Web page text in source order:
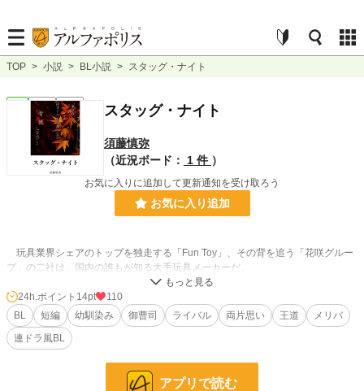
TOP > 小説 > BL小説 > スタッグ・ナイト
完結 短編 スタッグ・ナイト
須藤慎弥
（近況ボード：
1 件 ）
お気に入りに追加して更新通知を受け取ろう
お気に入り追加
玩具業界シェアのトップを独走する「Fun Toy」、その背を追う「花咲グルー
プ」の二社は、国内の誰もが知る大手玩具メーカーだ。
しかし、ライバル関係と言っていい両社の令息たちには秘密があった。
ただただ世襲を重んじ、ならわしに沿って生きることが当然だと教え込まれて
いた二人。
敷かれたレールに背くなど考えもせず、自社のために生きていく現実に何ら違
和感を抱くことがなかった二人は、周囲の厳格な大人に隠れ無二の親友となっ
24h.ポイント 14pt
110
BL
短編 幼馴染み 御曹司 ライバル 両片思い 王道
メリバ
連ドラ風BL
アプリで読む